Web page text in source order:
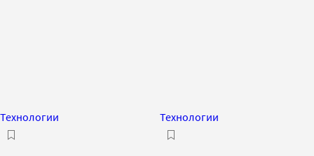
Технологии Технологии